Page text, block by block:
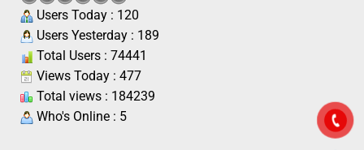
Users Today : 120
Users Yesterday : 189
Total Users : 74441
Views Today : 477
Total views : 184239
Who's Online : 5